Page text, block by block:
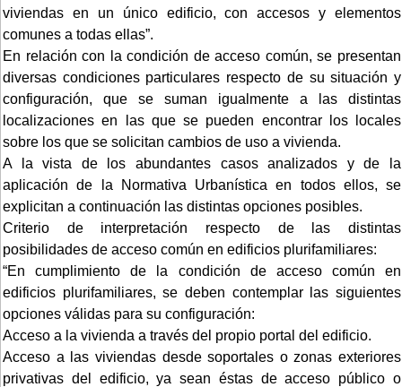
viviendas en un único edificio, con accesos y elementos
comunes a todas ellas”.
En relación con la condición de acceso común, se presentan
diversas condiciones particulares respecto de su situación y
configuración, que se suman igualmente a las distintas
localizaciones en las que se pueden encontrar los locales
sobre los que se solicitan cambios de uso a vivienda.
A la vista de los abundantes casos analizados y de la
aplicación de la Normativa Urbanística en todos ellos, se
explicitan a continuación las distintas opciones posibles.
Criterio de interpretación respecto de las distintas
posibilidades de acceso común en edificios plurifamiliares:
“En cumplimiento de la condición de acceso común en
edificios plurifamiliares, se deben contemplar las siguientes
opciones válidas para su configuración:
Acceso a la vivienda a través del propio portal del edificio.
Acceso a las viviendas desde soportales o zonas exteriores
privativas del edificio, ya sean éstas de acceso público o